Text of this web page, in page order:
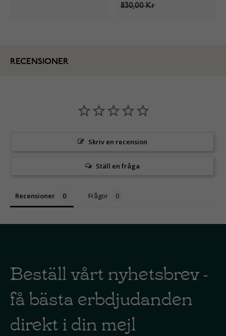
830,00 Kr
RECENSIONER
Skriv en recension
Ställ en fråga
Recensioner Frågor
Beställ vårt nyhetsbrev -
få bästa erbdjudanden
direkt i din mejl